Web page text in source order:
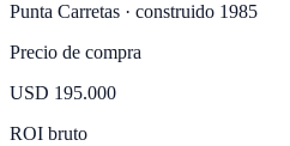
Punta Carretas · construido 1985
Precio de compra
USD 195.000
ROI bruto